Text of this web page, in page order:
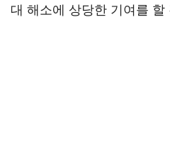
대 해소에 상당한 기여를 할